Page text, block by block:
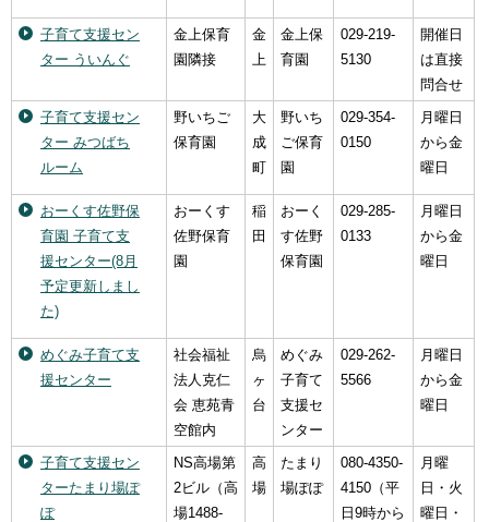
子育て支援セン
ター ういんぐ
金上保育
園隣接
金
上
金上保
育園
029-219-
5130
開催日
は直接
問合せ
子育て支援セン
ター みつばち
ルーム
野いちご
保育園
大
成
町
野いち
ご保育
園
029-354-
0150
月曜日
から金
曜日
おーくす佐野保
育園 子育て支
援センター(8月
予定更新しまし
た)
おーくす
佐野保育
園
稲
田
おーく
す佐野
保育園
029-285-
0133
月曜日
から金
曜日
めぐみ子育て支
援センター
社会福祉
法人克仁
会 恵苑青
空館内
烏
ヶ
台
めぐみ
子育て
支援セ
ンター
029-262-
5566
月曜日
から金
曜日
子育て支援セン
ターたまり場ぽ
ぽ
NS高場第
2ビル（高
場1488-
高
場
たまり
場ぽぽ
080-4350-
4150（平
日9時から
月曜
日・火
曜日・